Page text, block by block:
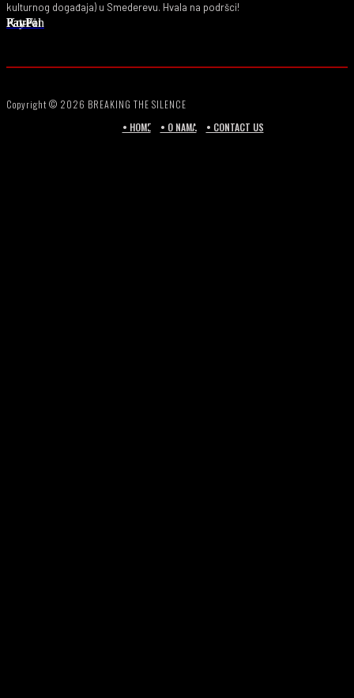
kulturnog događaja) u Smederevu. Hvala na podršci!
PayPal
Ko-Fi
Patreon
Copyright © 2026 BREAKING THE SILENCE
• HOME
• O NAMA • CONTACT US